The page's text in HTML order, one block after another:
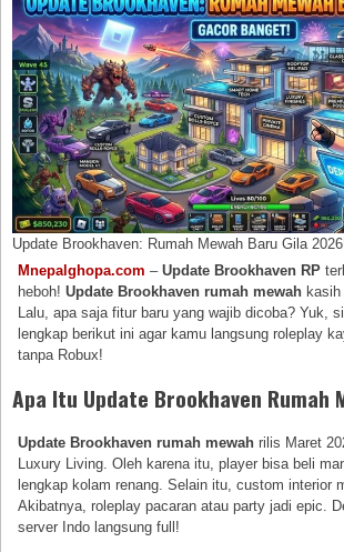
Update Brookhaven: Rumah Mewah Baru Gila
Mnepalghopa.com –Update Brookhaven RP
heboh!Update Brookhaven rumah mewah
Lalu, apa saja fitur baru yang wajib dicoba? Yuk,
lengkap berikut ini agar kamu langsung roleplay
tanpa Robux!
Apa Itu Update Brookhaven Rumah
Update Brookhaven rumah mewah rilis Maret
Luxury Living. Oleh karena itu, player bisa beli
lengkap kolam renang. Selain itu, custom interior
Akibatnya, roleplay pacaran atau party jadi epic.
server Indo langsung full!